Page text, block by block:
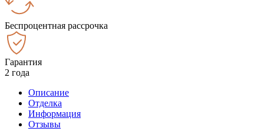
Беспроцентная рассрочка
Гарантия
2 года
Описание
Отделка
Информация
Отзывы